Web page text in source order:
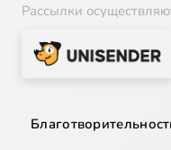
Рассылки